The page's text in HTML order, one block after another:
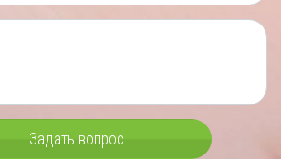
Задать вопрос